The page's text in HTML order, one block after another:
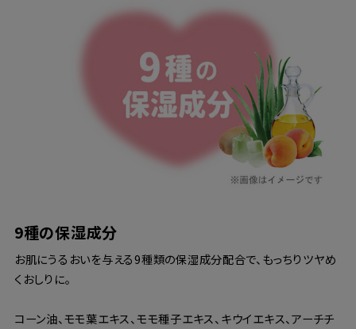
9種の保湿成分
お肌にうるおいを与える9種類の保湿成分配合で、もっちりツヤめ
くおしりに。
コーン油、モモ葉エキス、モモ種子エキス、キウイエキス、アーチチ